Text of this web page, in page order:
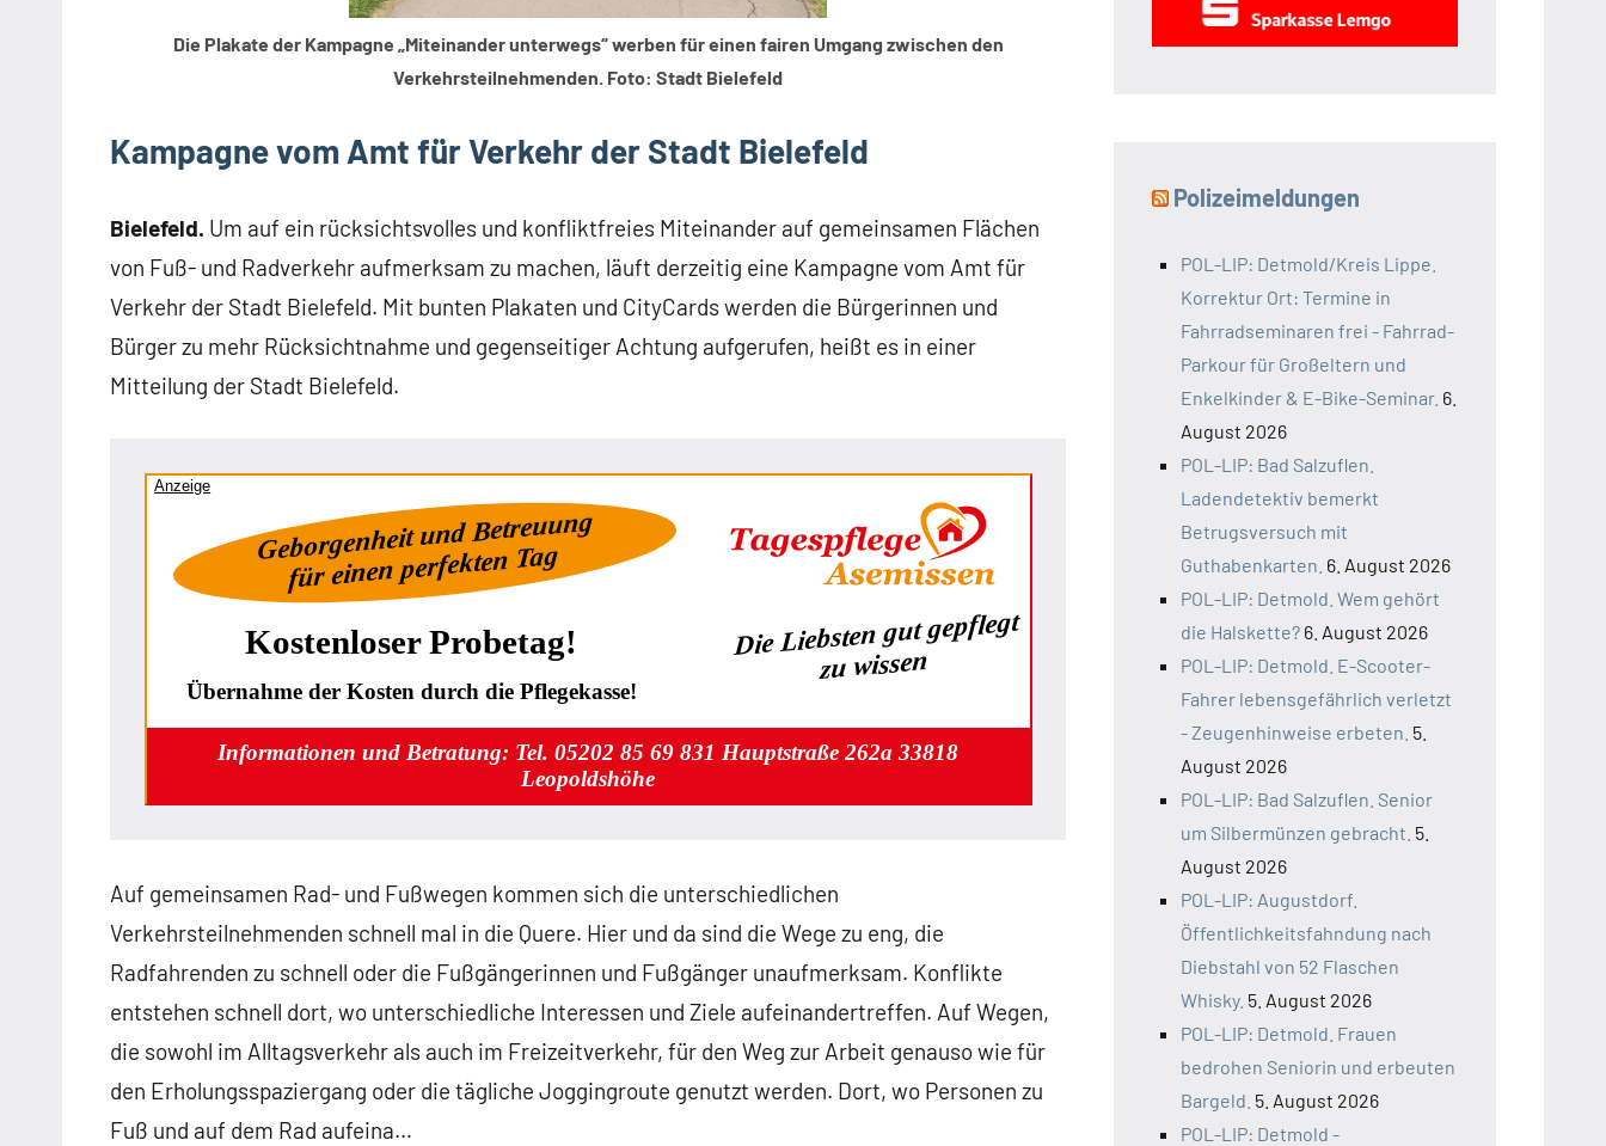
Die Plakate der Kampagne „Miteinander unterwegs“ werben für einen fairen Umgang zwischen den
Verkehrsteilnehmenden. Foto: Stadt Bielefeld
Kampagne vom Amt für Verkehr der Stadt Bielefeld
Bielefeld. Um auf ein rücksichtsvolles und konfliktfreies Miteinander auf gemeinsamen Flächen
von Fuß- und Radverkehr aufmerksam zu machen, läuft derzeitig eine Kampagne vom Amt für
Verkehr der Stadt Bielefeld. Mit bunten Plakaten und CityCards werden die Bürgerinnen und
Bürger zu mehr Rücksichtnahme und gegenseitiger Achtung aufgerufen, heißt es in einer
Mitteilung der Stadt Bielefeld.
Anzeige
Geborgenheit und Betreuung
für einen perfekten Tag
Kostenloser Probetag!
Übernahme der Kosten durch die Pflegekasse!
Die Liebsten gut gepflegt
zu wissen
Informationen und Betratung: Tel. 05202 85 69 831 Hauptstraße 262a 33818
Leopoldshöhe
Auf gemeinsamen Rad- und Fußwegen kommen sich die unterschiedlichen
Verkehrsteilnehmenden schnell mal in die Quere. Hier und da sind die Wege zu eng, die
Radfahrenden zu schnell oder die Fußgängerinnen und Fußgänger unaufmerksam. Konflikte
entstehen schnell dort, wo unterschiedliche Interessen und Ziele aufeinandertreffen. Auf Wegen,
die sowohl im Alltagsverkehr als auch im Freizeitverkehr, für den Weg zur Arbeit genauso wie für
den Erholungsspaziergang oder die tägliche Joggingroute genutzt werden. Dort, wo Personen zu
Fuß und auf dem Rad aufeina…
Polizeimeldungen
POL-LIP: Detmold/Kreis Lippe.
Korrektur Ort: Termine in
Fahrradseminaren frei - Fahrrad-
Parkour für Großeltern und
Enkelkinder & E-Bike-Seminar. 6.
August 2026
POL-LIP: Bad Salzuflen.
Ladendetektiv bemerkt
Betrugsversuch mit
Guthabenkarten. 6. August 2026
POL-LIP: Detmold. Wem gehört
die Halskette? 6. August 2026
POL-LIP: Detmold. E-Scooter-
Fahrer lebensgefährlich verletzt
- Zeugenhinweise erbeten. 5.
August 2026
POL-LIP: Bad Salzuflen. Senior
um Silbermünzen gebracht. 5.
August 2026
POL-LIP: Augustdorf.
Öffentlichkeitsfahndung nach
Diebstahl von 52 Flaschen
Whisky. 5. August 2026
POL-LIP: Detmold. Frauen
bedrohen Seniorin und erbeuten
Bargeld. 5. August 2026
POL-LIP: Detmold -